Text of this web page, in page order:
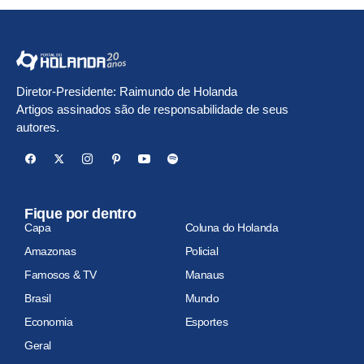
Diretor-Presidente: Raimundo de Holanda
Artigos assinados são de responsabilidade de seus
autores.
Fique por dentro
Capa
Coluna do Holanda
Amazonas
Policial
Famosos & TV
Manaus
Brasil
Mundo
Economia
Esportes
Geral